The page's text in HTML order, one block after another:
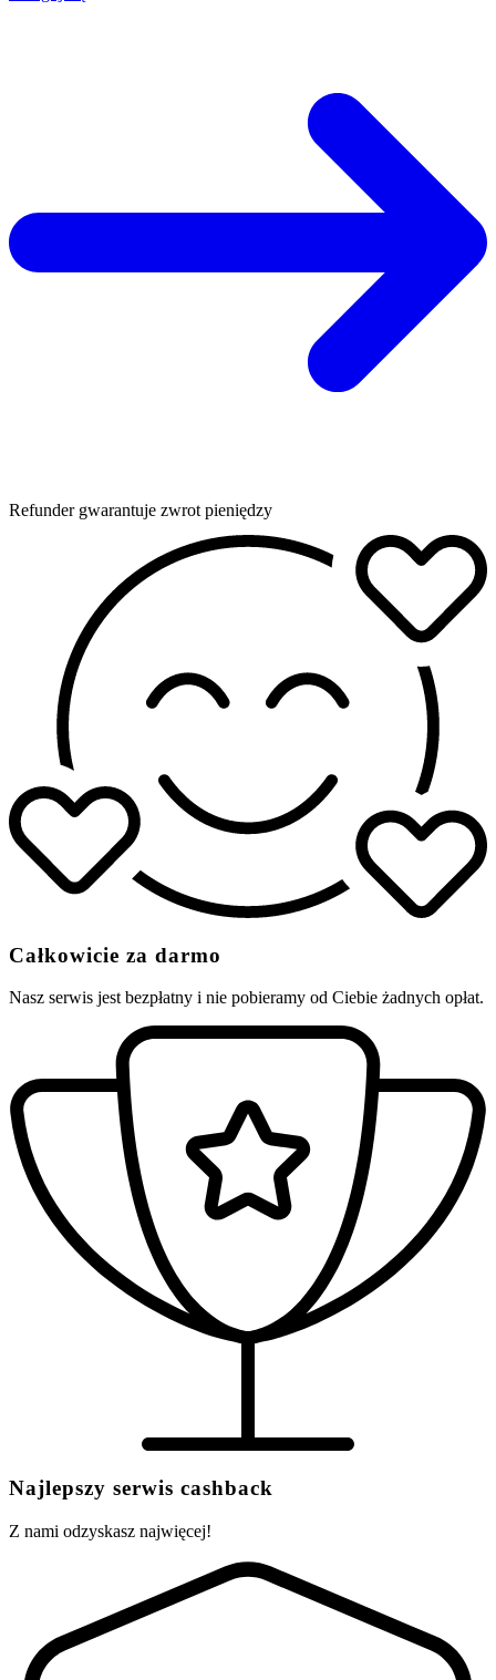
Refunder gwarantuje zwrot pieniędzy
Całkowicie za darmo
Nasz serwis jest bezpłatny i nie pobieramy od Ciebie żadnych opłat.
Najlepszy serwis cashback
Z nami odzyskasz najwięcej!